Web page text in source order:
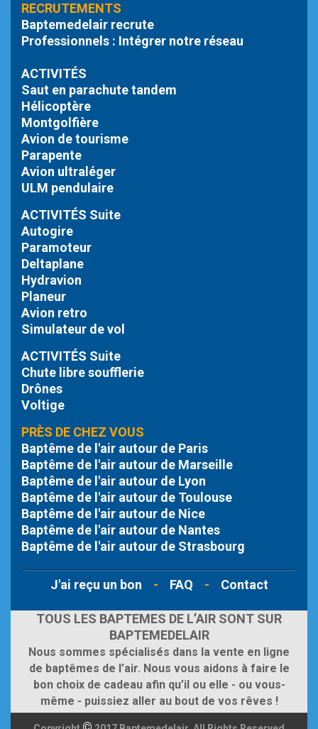
RECRUTEMENTS
Baptemedelair recrute
Professionnels : Intégrer notre réseau
ACTIVITÉS
Saut en parachute tandem
Hélicoptère
Montgolfière
Avion de tourisme
Parapente
Avion ultraléger
ULM pendulaire
ACTIVITÉS Suite
Autogire
Paramoteur
Deltaplane
Hydravion
Planeur
Avion retro
Simulateur de vol
ACTIVITÉS Suite
Chute libresoufflerie
Drônes
Voltige
PRÈS DE CHEZ VOUS
Baptême de l'air autour de Paris
Baptême de l'air autour de Marseille
Baptême de l'air autour de Lyon
Baptême de l'air autour de Toulouse
Baptême de l'air autour de Nice
Baptême de l'air autour de Nantes
Baptême de l'air autour de Strasbourg
J'ai reçu un bon - FAQ - Contact
TOUS LES BAPTEMES DE L’AIR SONT SUR
BAPTEMEDELAIR
Nous sommes spécialisés dans la vente en ligne
de baptêmes de l’air. Nous vous aidons à faire le
bon choix de cadeau afin qu’il ou elle - ou vous-
même - puissiez aller au bout de vos rêves !